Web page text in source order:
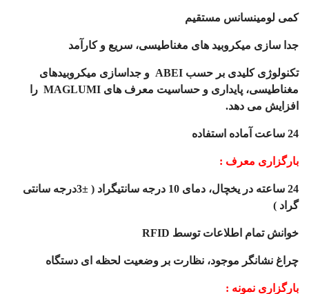
کمی لومینسانس مستقیم
جدا سازی میکروبید های مغناطیسی، سریع و کارآمد
تکنولوژی کلیدی بر حسب ABEI و جداسازی میکروبیدهای
مغناطیسی، پایداری و حساسیت معرف های MAGLUMI را
افزایش می دهد.
24 ساعت آماده استفاده
بارگزاری معرف :
24 ساعته در یخچال، دمای 10 درجه سانتیگراد ( ± 3درجه سانتی
گراد )
خوانش تمام اطلاعات توسط RFID
چراغ نشانگر موجود، نظارت بر وضعیت لحظه ای دستگاه
بارگزاری نمونه :